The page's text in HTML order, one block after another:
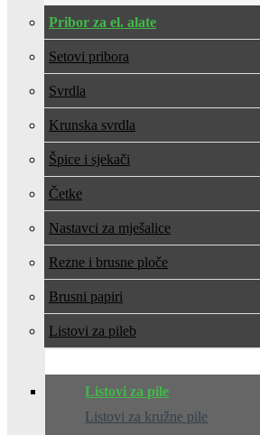
Pribor za el. alate
Setovi pribora
Svrdla
Krunska svrdla
Špice i sjekači
Četke
Nastavci za mješalice
Rezne i brusne ploče
Brusni papiri
Listovi za pile
Listovi za pile
Listovi za kružne pile